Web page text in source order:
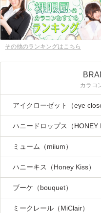
その他のランキングはこちら
カラコ
アイクローゼット（eye
ハニードロップス（HONEY
ミューム（miium）
ハニーキス（Honey Kiss）
ブーケ（bouquet）
ミークレール（MiClair）